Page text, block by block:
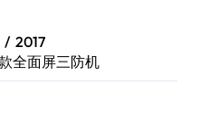
2017
全面屏三防机